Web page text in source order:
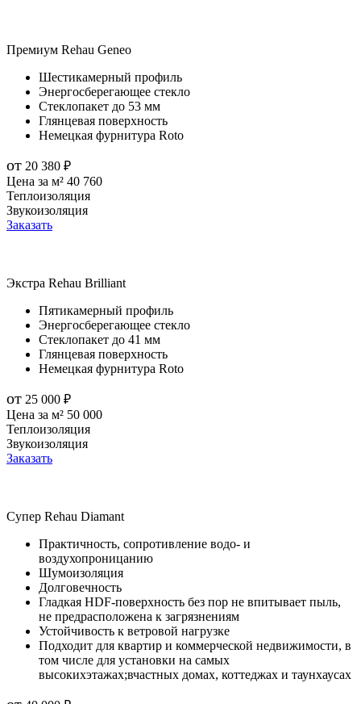
Премиум Rehau Geneo
Шестикамерный профиль
Энергосберегающее стекло
Стеклопакет до 53 мм
Глянцевая поверхность
Немецкая фурнитура Roto
от 20 380 ₽
Цена за м² 40 760
Теплоизоляция
Звукоизоляция
Заказать
Экстра Rehau Brilliant
Пятикамерный профиль
Энергосберегающее стекло
Стеклопакет до 41 мм
Глянцевая поверхность
Немецкая фурнитура Roto
от 25 000 ₽
Цена за м² 50 000
Теплоизоляция
Звукоизоляция
Заказать
Супер Rehau Diamant
Практичность, сопротивление водо- и
воздухопроницанию
Шумоизоляция
Долговечность
Гладкая HDF-поверхность без пор не впитывает пыль,
не предрасположена к загрязнениям
Устойчивость к ветровой нагрузке
Подходит для квартир и коммерческой недвижимости, в
том числе для установки на самых
высокихэтажах;вчастных домах, коттеджах и таунхаусах